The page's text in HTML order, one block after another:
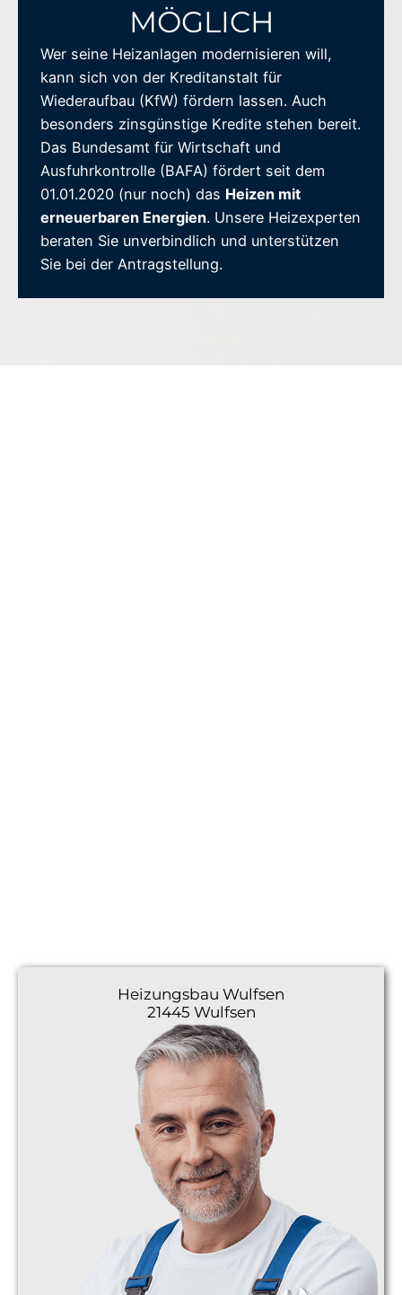
MÖGLICH
Wer seine Heizanlagen modernisieren will,
kann sich von der Kreditanstalt für
Wiederaufbau (KfW) fördern lassen. Auch
besonders zinsgünstige Kredite stehen bereit.
Das Bundesamt für Wirtschaft und
Ausfuhrkontrolle (BAFA) fördert seit dem
01.01.2020 (nur noch) das Heizen mit
erneuerbaren Energien. Unsere Heizexperten
beraten Sie unverbindlich und unterstützen
Sie bei der Antragstellung.
Heizungsbau Wulfsen
21445 Wulfsen